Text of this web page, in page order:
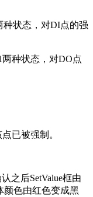
种状态，对DI点的强
种状态，对DO点
已被强制。
之后SetValue框由
颜色由红色变成黑